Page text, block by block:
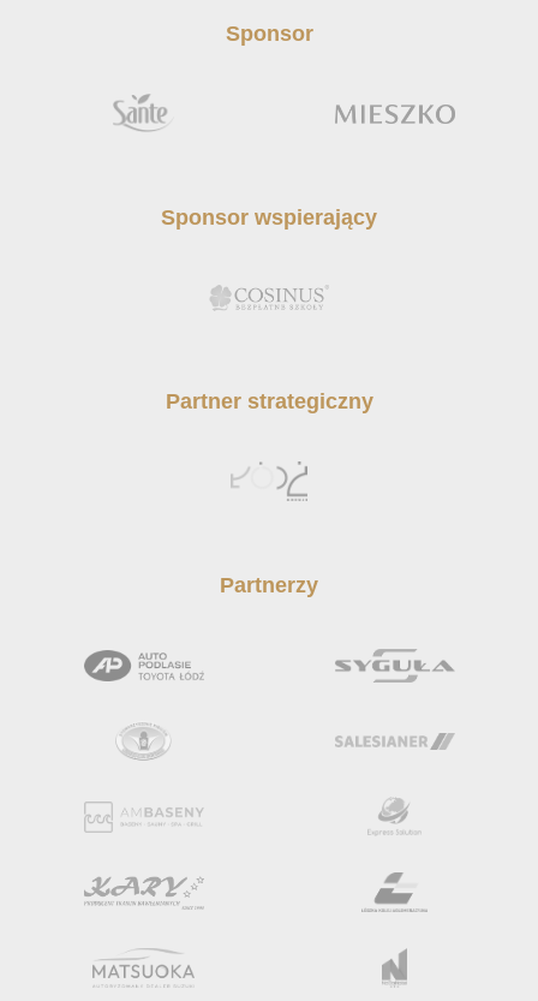
Sponsor
Sponsor wspierający
Partner strategiczny
Partnerzy